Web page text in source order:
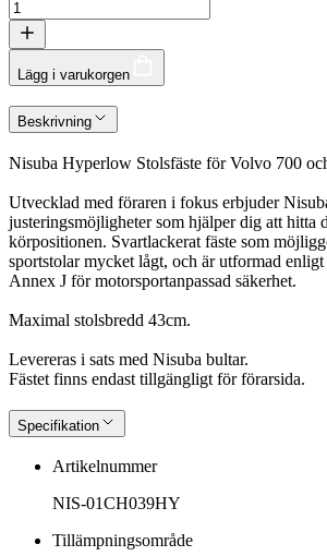
Lägg i varukorgen
Beskrivning
Nisuba Hyperlow Stolsfäste för Volvo 700
Utvecklad med föraren i fokus erbjuder
justeringsmöjligheter som hjälper dig att hitta
körpositionen. Svartlackerat fäste som
sportstolar mycket lågt, och är utformad
Annex J för motorsportanpassad säkerhet.
Maximal stolsbredd 43cm.
Levereras i sats med Nisuba bultar.
Fästet finns endast tillgängligt för förarsida.
Specifikation
Artikelnummer
NIS-01CH039HY
Tillämpningsområde